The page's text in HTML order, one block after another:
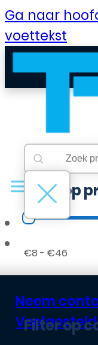
Ga naar
voettekst
B2B
Neem
Searchbar
Search
Filter op
Filter op prijs
€8 - €46
Filter op